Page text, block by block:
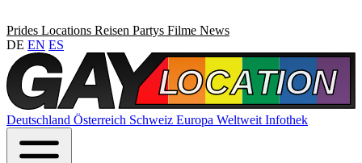
Prides Locations Reisen Partys Filme News
DE EN ES
Deutschland Österreich Schweiz Europa Weltweit Infothek